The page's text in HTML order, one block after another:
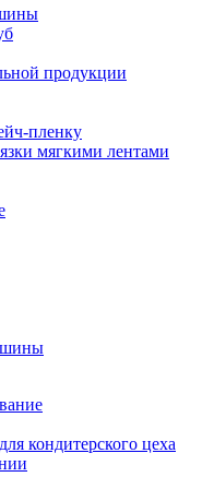
продукции
пленку
мягкими лентами
кондитерского цеха